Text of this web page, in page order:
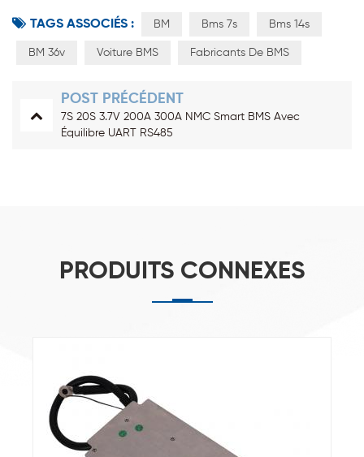
TAGS ASSOCIÉS : BM Bms 7s Bms 14s
BM 36v Voiture BMS Fabricants De BMS
POST PRÉCÉDENT
7S 20S 3.7V 200A 300A NMC Smart BMS Avec
Équilibre UART RS485
PRODUITS CONNEXES